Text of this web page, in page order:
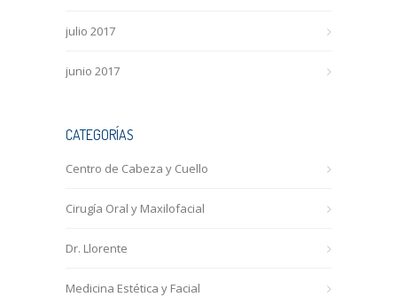
julio 2017
junio 2017
CATEGORÍAS
Centro de Cabeza y Cuello
Cirugía Oral y Maxilofacial
Dr. Llorente
Medicina Estética y Facial